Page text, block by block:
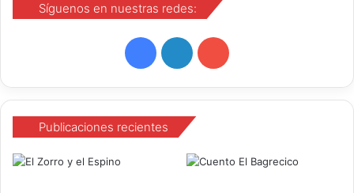
Síguenos en nuestras redes:
F
a
c
L
i
n
Y
o
Publicaciones recientes